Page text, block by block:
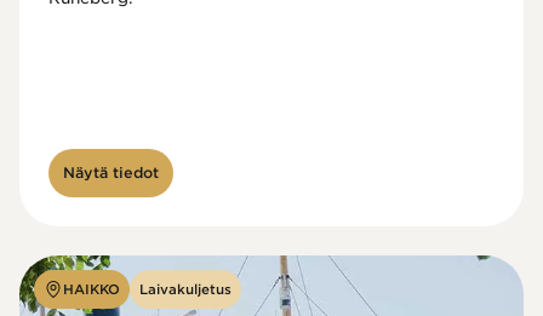
Näytä tiedot
HAIKKO Laivakuljetus